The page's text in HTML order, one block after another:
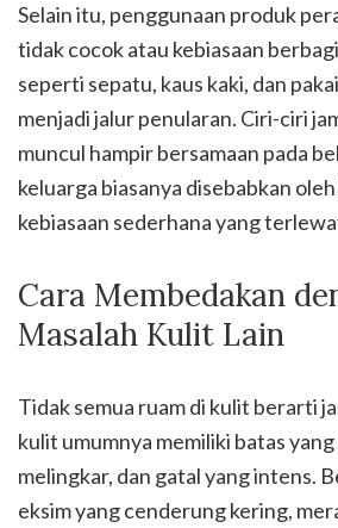
Selain itu, penggunaan produk
tidak cocok atau kebiasaan
seperti sepatu, kaus kaki, dan
menjadi jalur penularan. Ciri-ciri
muncul hampir bersamaan pada
keluarga biasanya disebabkan
kebiasaan sederhana yang
Cara Membedakan
Masalah Kulit Lain
Tidak semua ruam di kulit berarti
kulit umumnya memiliki batas
melingkar, dan gatal yang intens.
eksim yang cenderung kering,